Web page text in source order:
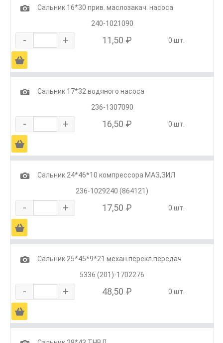
1
Сальник 16*30 прив. маслозакач. насоса
240-1021090
- + 11,50 ₽ 0 шт.
Ä
1
Сальник 17*32 водяного насоса
236-1307090
- + 16,50 ₽ 0 шт.
Ä
1
Сальник 24*46*10 компрессора МАЗ,ЗИЛ
236-1029240 (864121)
- + 17,50 ₽ 0 шт.
Ä
1
Сальник 25*45*9*21 механ.перекл.передач
5336 (201)-1702276
- + 48,50 ₽ 0 шт.
Ä